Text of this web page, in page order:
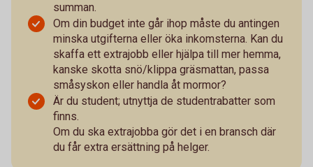
summan.
Om din budget inte går ihop måste du antingen
minska utgifterna eller öka inkomsterna. Kan du
skaffa ett extrajobb eller hjälpa till mer hemma,
kanske skotta snö/klippa gräsmattan, passa
småsyskon eller handla åt mormor?
Är du student; utnyttja de studentrabatter som
finns.
Om du ska extrajobba gör det i en bransch där
du får extra ersättning på helger.